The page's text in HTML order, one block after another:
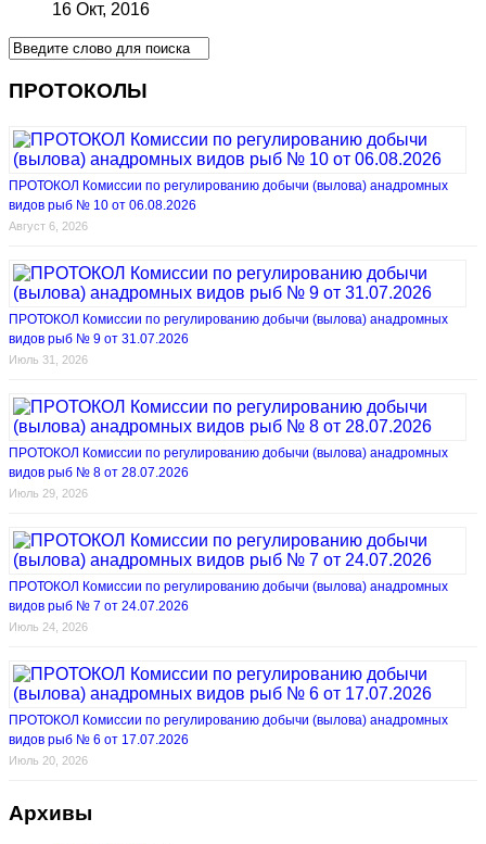
16 Окт, 2016
ПРОТОКОЛЫ
ПРОТОКОЛ Комиссии по регулированию добычи (вылова) анадромных
видов рыб № 10 от 06.08.2026
Август 6, 2026
ПРОТОКОЛ Комиссии по регулированию добычи (вылова) анадромных
видов рыб № 9 от 31.07.2026
Июль 31, 2026
ПРОТОКОЛ Комиссии по регулированию добычи (вылова) анадромных
видов рыб № 8 от 28.07.2026
Июль 29, 2026
ПРОТОКОЛ Комиссии по регулированию добычи (вылова) анадромных
видов рыб № 7 от 24.07.2026
Июль 24, 2026
ПРОТОКОЛ Комиссии по регулированию добычи (вылова) анадромных
видов рыб № 6 от 17.07.2026
Июль 20, 2026
Архивы